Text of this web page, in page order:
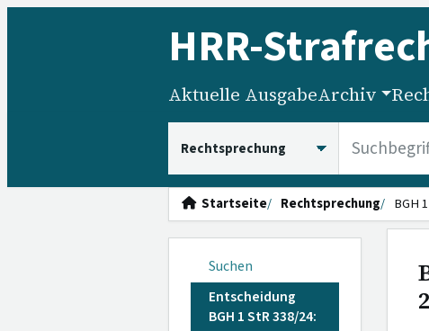
HRR-
Aktuelle AusgabeArchiv
Startseite Rechtsprechung BGH
Suchen
Entscheidung
BGH 1 StR 338/24: